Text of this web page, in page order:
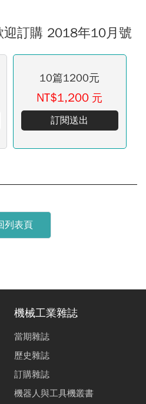
迎訂購 2018年10月號
10篇1200元
NT$1,200 元
訂閱送出
列表頁
機械工業雜誌
當期雜誌
歷史雜誌
訂購雜誌
機器人與工具機叢書